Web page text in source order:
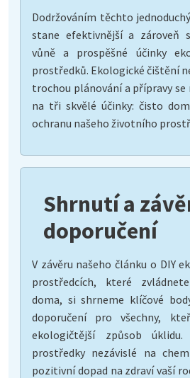
Dodržováním těchto
stane efektivnější a zároveň
vůně a prospěšné účinky
prostředků. Ekologické čištění
trochou plánování a přípravy
na tři skvělé účinky: čisto
ochranu našeho životního
Shrnutí a
doporučení
V závěru našeho článku o DIY
prostředcích, které
doma, si shrneme klíčové
doporučení pro všechny,
ekologičtější způsob
prostředky nezávislé na
pozitivní dopad na zdraví vaší